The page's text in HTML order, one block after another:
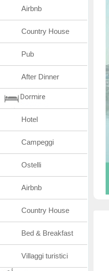
Airbnb
Country House
Pub
After Dinner
Dormire
Hotel
Campeggi
Ostelli
Airbnb
Country House
Bed & Breakfast
Villaggi turistici